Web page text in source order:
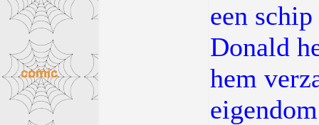
een
Donald
hem